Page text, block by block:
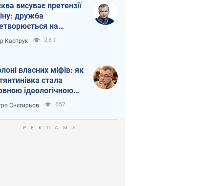
висуває претензії
дружба
на
Росії від
Каспрук 2,8 т.
власних міфів: як
стала
ідеологічною
для російських
Снєгирьов 657